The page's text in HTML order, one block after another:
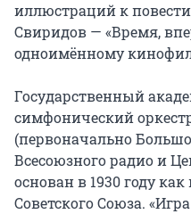
иллюстраций к
Свиридов — «Время,
одноимённому
Государственный
симфонический
(первоначально
Всесоюзного радио и
основан в 1930 году
Советского Союза.